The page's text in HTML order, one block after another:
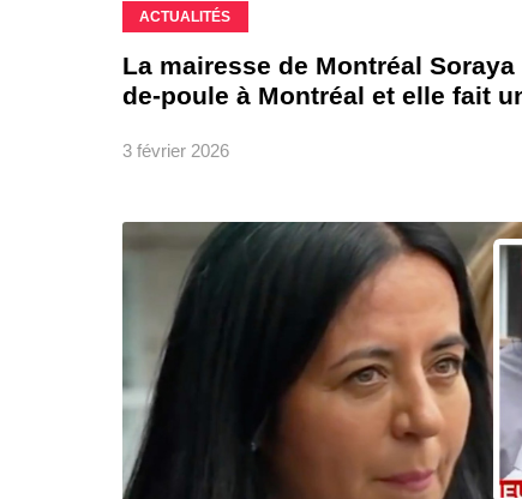
ACTUALITÉS
La mairesse de Montréal
de-poule à Montréal et elle fait
3 février 2026